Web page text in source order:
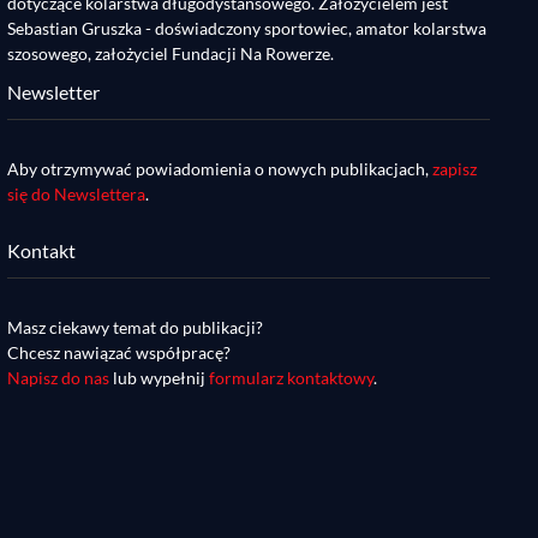
Sebastian Gruszka - doświadczony sportowiec, amator kolarstwa
szosowego, założyciel Fundacji Na Rowerze.
Newsletter
Aby otrzymywać powiadomienia o nowych publikacjach,zapisz
się do Newslettera.
Kontakt
Masz ciekawy temat do publikacji?
Chcesz nawiązać współpracę?
Napisz do nas lub wypełnijformularz kontaktowy.